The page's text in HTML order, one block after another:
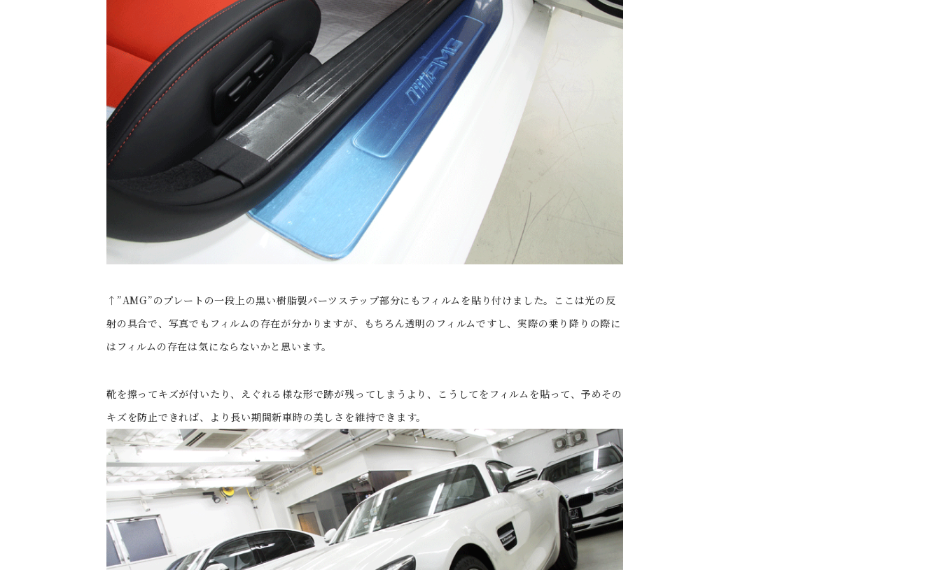
↑”AMG”のプレートの一段上の黒い樹脂製パーツステップ部分にもフィルムを貼り付けました。ここは光の反
射の具合で、写真でもフィルムの存在が分かりますが、もちろん透明のフィルムですし、実際の乗り降りの際に
はフィルムの存在は気にならないかと思います。
靴を擦ってキズが付いたり、えぐれる様な形で跡が残ってしまうより、こうしてをフィルムを貼って、予めその
キズを防止できれば、より長い期間新車時の美しさを維持できます。